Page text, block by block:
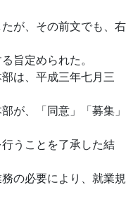
が、その前文でも、右
旨定められた。
は、平成三年七月三
が、「同意」「募集」
うことを了承した結
の必要により、就業規